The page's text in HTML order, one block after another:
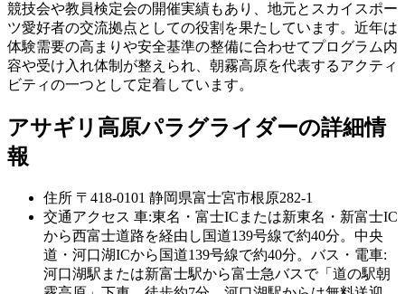
競技会や教員検定会の開催実績もあり、地元とスカイスポー
ツ愛好者の交流拠点としての役割を果たしています。近年は
体験需要の高まりや安全基準の整備に合わせてプログラム内
容や受け入れ体制が整えられ、朝霧高原を代表するアクティ
ビティの一つとして定着しています。
アサギリ高原パラグライダーの詳細情
報
住所 〒418-0101 静岡県富士宮市根原282-1
交通アクセス 車:東名・富士ICまたは新東名・新富士IC
から西富士道路を経由し国道139号線で約40分。中央
道・河口湖ICから国道139号線で約40分。バス・電車:
河口湖駅または新富士駅から富士急バスで「道の駅朝